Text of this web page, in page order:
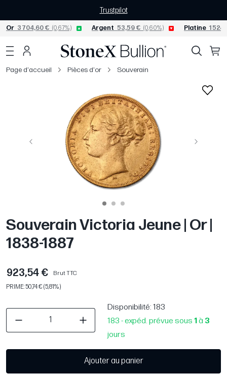
Trustpilot
Or 3 704,60 € (0,67%) Argent 53,59 € (0,60%) Platine 1
Page d'accueil Pièces d'or Souverain
Précédent Suivant
Souverain Victoria Jeune | Or |
1838-1887
923,54 €
Brut TTC
PRIME: 50,74 € (5,81%)
Disponibilité: 183
183 - expéd. prévue sous 1à 3
jours
Ajouter au panier